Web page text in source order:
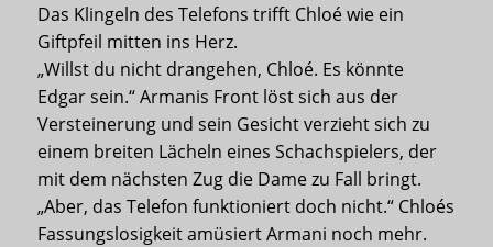
Das Klingeln des Telefons trifft Chloé wie ein
Giftpfeil mitten ins Herz.
„Willst du nicht drangehen, Chloé. Es könnte
Edgar sein.“ Armanis Front löst sich aus der
Versteinerung und sein Gesicht verzieht sich zu
einem breiten Lächeln eines Schachspielers, der
mit dem nächsten Zug die Dame zu Fall bringt.
„Aber, das Telefon funktioniert doch nicht.“ Chloés
Fassungslosigkeit amüsiert Armani noch mehr.